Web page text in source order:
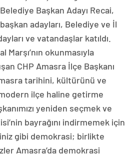
Başkan Adayı Recai,
adayları, Belediye ve İl
ve vatandaşlar katıldı.
Marşı’nın okunmasıyla
CHP Amasra İlçe Başkanı
tarihini, kültürünü ve
ilçe haline getirme
yeniden seçmek ve
bayrağını indirmemek için
gibi demokrasi; birlikte
Amasra’da demokrasi